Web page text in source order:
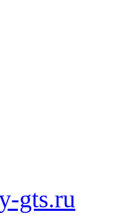
gts.ru